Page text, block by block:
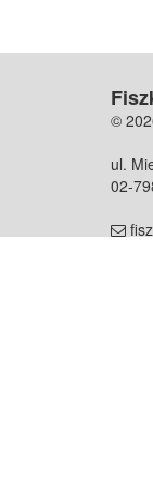
©
ul.
02-